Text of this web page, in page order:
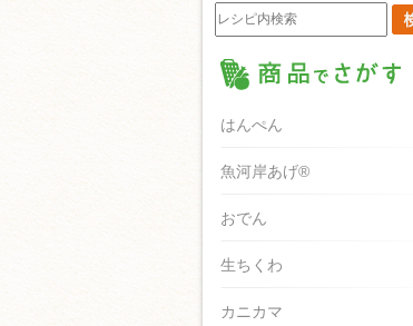
はんぺん
魚河岸あげ®
おでん
生ちくわ
カニカマ